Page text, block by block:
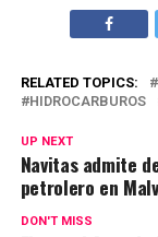
RELATED TOPICS:
HIDROCARBUROS
UP NEXT
Navitas admite
petrolero en
DON'T MISS